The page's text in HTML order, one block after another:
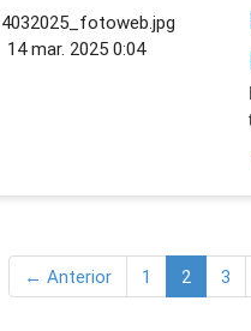
14 mar. 2025 0:04
← Anterior 1 2 3